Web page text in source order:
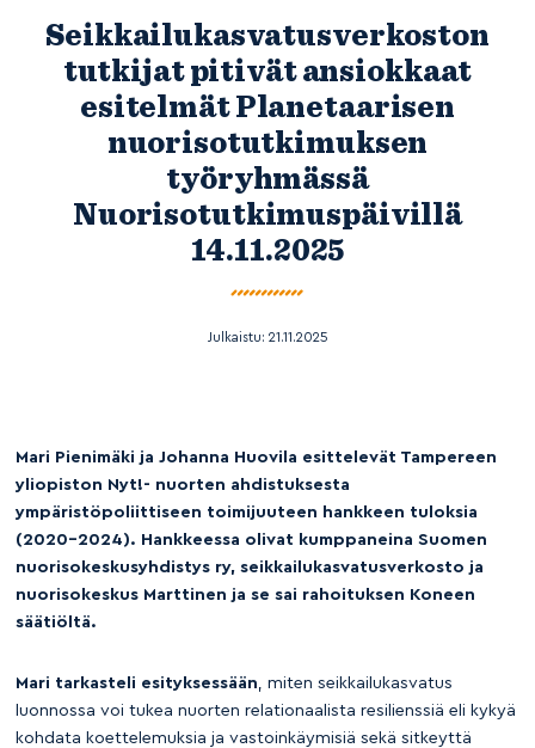
Seikkailukasvatusverkoston
tutkijat pitivät ansiokkaat
esitelmät Planetaarisen
nuorisotutkimuksen
työryhmässä
Nuorisotutkimuspäivillä
14.11.2025
Julkaistu: 21.11.2025
Mari Pienimäki ja Johanna Huovila esittelevät Tampereen
yliopiston Nyt!- nuorten ahdistuksesta
ympäristöpoliittiseen toimijuuteen hankkeen tuloksia
(2020-2024). Hankkeessa olivat kumppaneina Suomen
nuorisokeskusyhdistys ry, seikkailukasvatusverkosto ja
nuorisokeskus Marttinen ja se sai rahoituksen Koneen
säätiöltä.
Mari tarkasteli esityksessään, miten seikkailukasvatus
luonnossa voi tukea nuorten relationaalista resilienssiä eli kykyä
kohdata koettelemuksia ja vastoinkäymisiä sekä sitkeyttä